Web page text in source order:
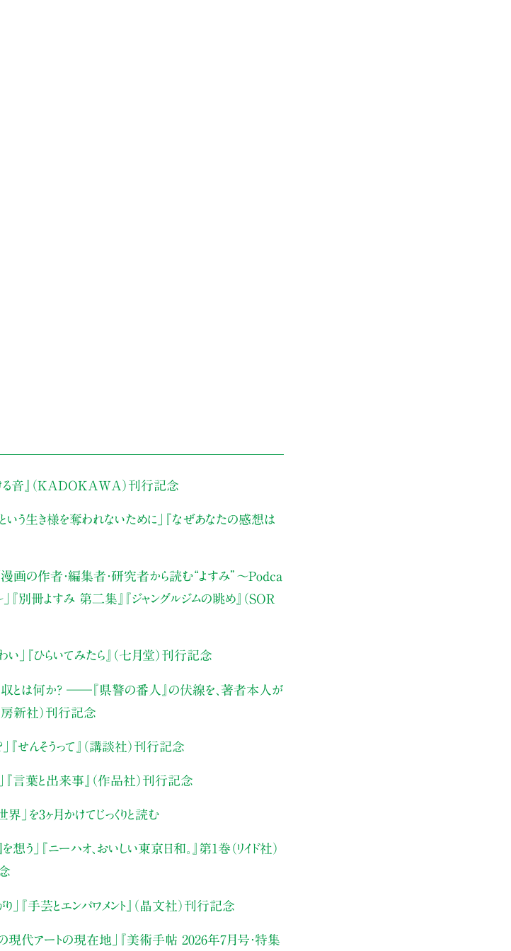
ける音』（KADOKAWA）刊行記念
う生き様を奪われないために」
『なぜあなたの感想は
漫画の作者・編集者・研究者から読む“よすみ” 〜Podca
『別冊よすみ 第二集』『ジャングルジムの眺め』（SOR
い」 『ひらいてみたら』（七月堂）刊行記念
収とは何か？ ――『県警の番人』の伏線を、著者本人が
房新社）刊行記念
『せんそうって』（講談社）刊行記念
『言葉と出来事』（作品社）刊行記念
」を3ヶ月かけてじっくりと読む
想う」
『ニーハオ、おいしい東京日和。』第1巻（リイド社）
」 『手芸とエンパワメント』（晶文社）刊行記念
現代アートの現在地」 『美術手帖 2026年7月号・特集